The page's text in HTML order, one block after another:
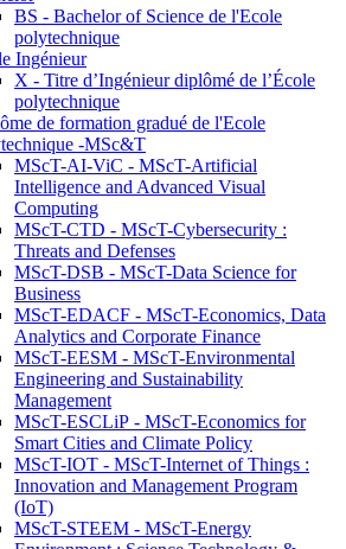
BS - Bachelor of Science de l'Ecole
polytechnique
Ingénieur
X - Titre d’Ingénieur diplômé de l’École
polytechnique
de formation gradué de l'Ecole
-MSc&T
MScT-AI-ViC - MScT-Artificial
Intelligence and Advanced Visual
Computing
MScT-CTD - MScT-Cybersecurity :
Threats and Defenses
MScT-DSB - MScT-Data Science for
Business
MScT-EDACF - MScT-Economics, Data
Analytics and Corporate Finance
MScT-EESM - MScT-Environmental
Engineering and Sustainability
Management
MScT-ESCLiP - MScT-Economics for
Smart Cities and Climate Policy
MScT-IOT - MScT-Internet of Things :
Innovation and Management Program
(IoT)
MScT-STEEM - MScT-Energy